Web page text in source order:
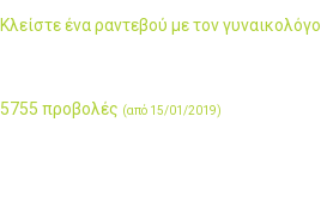
Κλείστε ένα ραντεβού με τον γυναικολόγο
5755 προβολές (από 15/01/2019)